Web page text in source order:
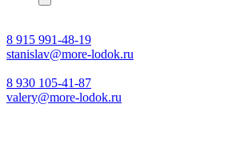
8 915 991-48-19
stanislav@more-lodok.ru
8 930 105-41-87
valery@more-lodok.ru